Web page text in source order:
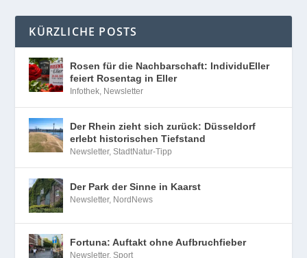
KÜRZLICHE POSTS
Rosen für die Nachbarschaft: IndividuEller
feiert Rosentag in Eller
Infothek, Newsletter
Der Rhein zieht sich zurück: Düsseldorf
erlebt historischen Tiefstand
Newsletter,StadtNatur-Tipp
Der Park der Sinne in Kaarst
Newsletter, NordNews
Fortuna: Auftakt ohne Aufbruchfieber
Newsletter,Sport